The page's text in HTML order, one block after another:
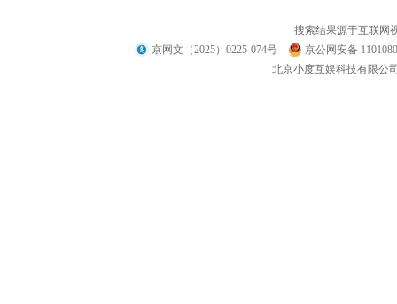
搜索结果源于互联网
京网文（2025）0225-074号
京公网安备
北京小度互娱科技有限公